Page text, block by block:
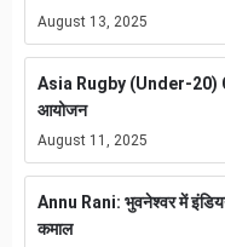
August 13, 2025
Asia Rugby (Under-20)
आयोजन
August 11, 2025
Annu Rani: भुवनेश्वर में
कमाल